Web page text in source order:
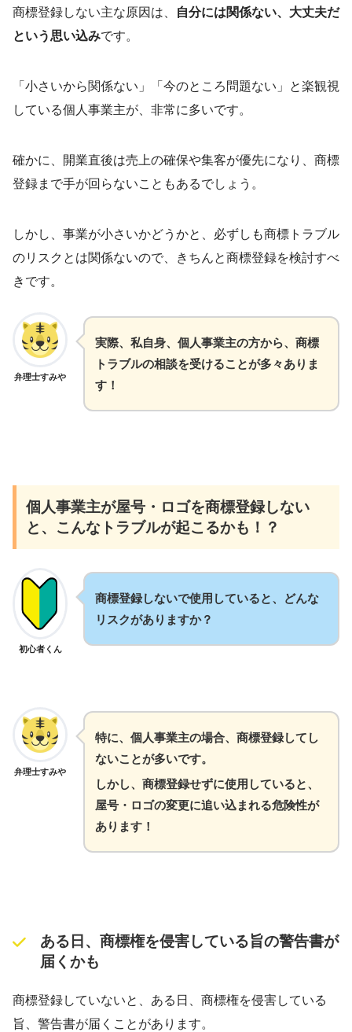
商標登録しない主な原因は、
自分には関係ない、大丈夫だ
という思い込みです。
「小さいから関係ない」「今のところ問題ない」と楽観視
している個人事業主が、非常に多いです。
確かに、開業直後は売上の確保や集客が優先になり、商標
登録まで手が回らないこともあるでしょう。
しかし、事業が小さいかどうかと、必ずしも商標トラブル
のリスクとは関係ないので、きちんと商標登録を検討すべ
きです。
弁理士すみや
実際、私自身、個人事業主の方から、商標
トラブルの相談を受けることが多々ありま
す！
個人事業主が屋号・ロゴを商標登録しない
と、こんなトラブルが起こるかも！？
初心者くん
商標登録しないで使用していると、どんな
リスクがありますか？
弁理士すみや
特に、個人事業主の場合、商標登録してし
ないことが多いです。
しかし、商標登録せずに使用していると、
屋号・ロゴの変更に追い込まれる危険性が
あります！
ある日、商標権を侵害している旨の警告書が
届くかも
商標登録していないと、ある日、商標権を侵害している
旨、警告書が届くことがあります。